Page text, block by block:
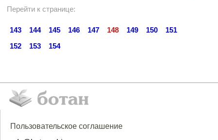
Перейти к странице:
143 144 145 146 147 148 149 150
151
152
153 154
Пользовательское соглашение